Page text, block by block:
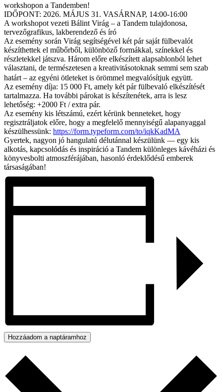
workshopon a Tandemben!
IDŐPONT: 2026. MÁJUS 31. VASÁRNAP, 14:00-16:00
A workshopot vezeti Bálint Virág – a Tandem tulajdonosa,
tervezőgrafikus, lakberendező és író
Az esemény során Virág segítségével két pár saját fülbevalót
készíthettek el műbőrből, különböző formákkal, színekkel és
részletekkel játszva. Három előre elkészített alapsablonból lehet
választani, de természetesen a kreativitásotoknak semmi sem szab
határt – az egyéni ötleteket is örömmel megvalósítjuk együtt.
Az esemény díja: 15 000 Ft, amely két pár fülbevaló elkészítését
tartalmazza. Ha további párokat is készítenétek, arra is lesz
lehetőség: +2000 Ft / extra pár.
Az esemény kis létszámú, ezért kérünk benneteket, hogy
regisztráljatok előre, hogy a megfelelő mennyiségű alapanyaggal
készülhessünk: https://form.typeform.com/to/iqkKadMA
Gyertek, nagyon jó hangulatú délutánnal készülünk — egy kis
alkotás, kapcsolódás és inspiráció a Tandem különleges kávéházi és
könyvesbolti atmoszférájában, hasonló érdeklődésű emberek
társaságában!
Hozzáadom a naptáramhoz